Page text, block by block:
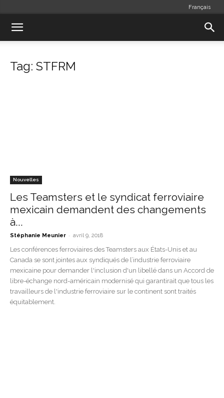
Français
Tag: STFRM
Nouvelles
Les Teamsters et le syndicat ferroviaire
mexicain demandent des changements
à...
Stéphanie Meunier - avril 9, 2018
Les conférences ferroviaires des Teamsters aux États-Unis et au
Canada se sont jointes aux syndiqués de l’industrie ferroviaire
mexicaine pour demander l'inclusion d'un libellé dans un Accord de
libre-échange nord-américain modernisé qui garantirait que tous les
travailleurs de l'industrie ferroviaire sur le continent sont traités
équitablement.